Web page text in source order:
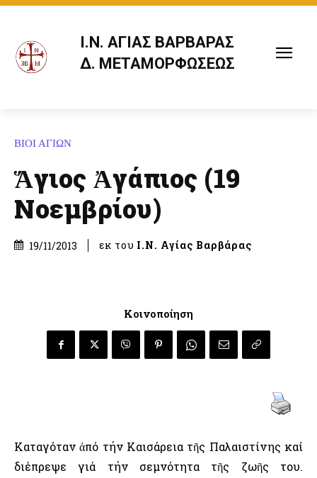
Ι.Ν. ΑΓΙΑΣ ΒΑΡΒΑΡΑΣ
Δ. ΜΕΤΑΜΟΡΦΩΣΕΩΣ
ΒΙΟΙ ΑΓΙΩΝ
Ἅγιος Ἀγάπιος (19
Νοεμβρίου)
19/11/2013 εκ του Ι.Ν. Αγίας Βαρβάρας
Κοινοποίηση
Καταγόταν ἀπό τήν Καισάρεια τῆς Παλαιστίνης καί
διέπρεψε γιά τήν σεμνότητα τῆς ζωῆς του.